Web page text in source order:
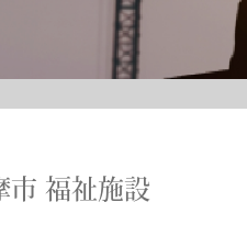
市 福祉施設